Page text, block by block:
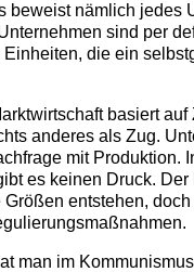
beweist nämlich jedes
sind per
die ein
basiert auf
anderes als Zug.
mit Produktion.
es keinen Druck.
entstehen,
man im